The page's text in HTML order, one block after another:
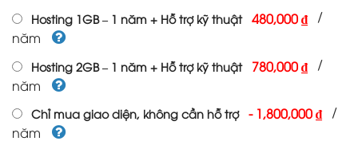
1,000,000 ₫.
là:
Hosting 1GB – 1 năm + Hỗ trợ kỹ thuật 480,000 ₫ /
năm
Hosting 2GB – 1 năm + Hỗ trợ kỹ thuật 780,000 ₫ /
năm
Chỉ mua giao diện, không cần hỗ trợ -1,800,000 ₫ /
năm